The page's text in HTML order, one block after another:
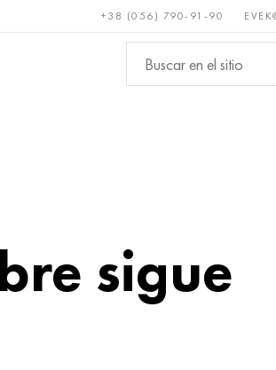
+38 (056) 790-91-90
Metales no
ferrosos
sigue